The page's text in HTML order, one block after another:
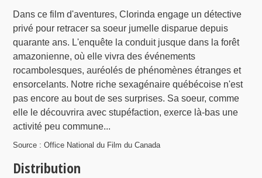
Dans ce film d'aventures, Clorinda engage un détective
privé pour retracer sa soeur jumelle disparue depuis
quarante ans. L'enquête la conduit jusque dans la forêt
amazonienne, où elle vivra des événements
rocambolesques, auréolés de phénomènes étranges et
ensorcelants. Notre riche sexagénaire québécoise n'est
pas encore au bout de ses surprises. Sa soeur, comme
elle le découvrira avec stupéfaction, exerce là-bas une
activité peu commune...
Source : Office National du Film du Canada
Distribution